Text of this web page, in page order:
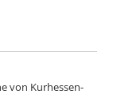
von Kurhessen-